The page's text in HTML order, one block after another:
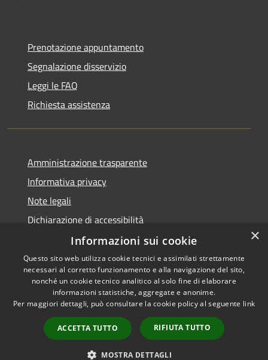
Prenotazione appuntamento
Segnalazione disservizio
Leggi le FAQ
Richiesta assistenza
Amministrazione trasparente
Informativa privacy
Note legali
Dichiarazione di accessibilità
Accessibilità
Privacy
Mappa del sito
Attuazione misure PNRR
Copyright © 2026 • Comune di
Cigole • Powered by
Municipium•Accesso
redazione
×
Informazioni sui cookie
Questo sito web utilizza cookie tecnici e assimilati strettamente
necessari al corretto funzionamento e alla navigazione del sito,
nonché un cookie tecnico analitico al solo fine di elaborare
informazioni statistiche, aggregate e anonime.
Per maggiori dettagli, può consultare la cookie policy al seguente link
ACCETTA TUTTO RIFIUTA TUTTO
MOSTRA DETTAGLI